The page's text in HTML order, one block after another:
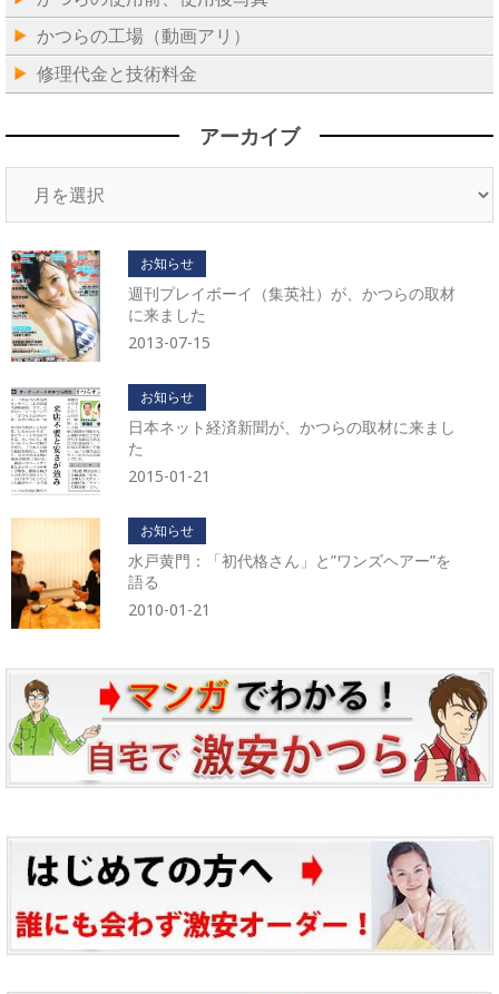
かつらの工場（動画アリ）
修理代金と技術料金
アーカイブ
イ
ブ
お知らせ
週刊プレイボーイ（集英社）が、かつらの取材
に来ました
2013-07-15
お知らせ
日本ネット経済新聞が、かつらの取材に来まし
た
2015-01-21
お知らせ
水戸黄門：「初代格さん」と”ワンズヘアー”を
語る
2010-01-21